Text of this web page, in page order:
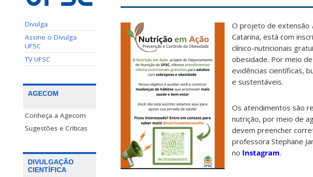
Divulga
Assine o Divulga
UFSC
TV UFSC
AGECOM
Conheça a Agecom
Sugestões e Críticas
DIVULGAÇÃO
CIENTÍFICA
O projeto de extensão
Catarina, está com
clínico-nutricionais
obesidade. Por meio
evidências científicas,
e sustentáveis.
Os atendimentos são
nutrição, por meio de
devem preencher
professora Stephane
no Instagram.